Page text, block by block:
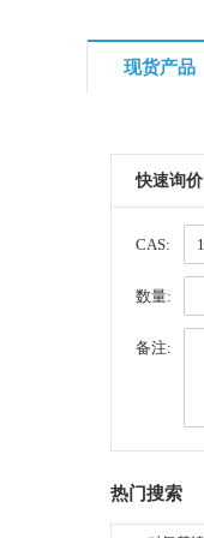
现货产品
快速询价
CAS:
数量:
备注:
热门搜索